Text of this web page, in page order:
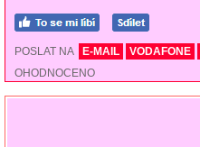
POSLAT NA E-MAIL VODAFONE
OHODNOCENO